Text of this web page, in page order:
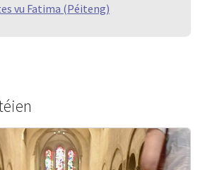
vu Fatima (Péiteng)